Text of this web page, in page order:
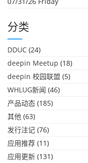
分类
DDUC (24)
deepin Meetup (18)
deepin 校园联盟 (5)
WHLUG新闻 (46)
产品动态 (185)
其他 (63)
发行注记 (76)
应用推荐 (11)
应用更新 (131)